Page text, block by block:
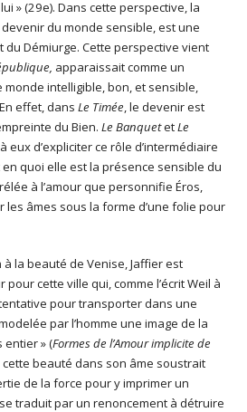
» (29e). Dans cette perspective, la
du monde sensible, est une
Démiurge. Cette perspective vient
apparaissait comme un
intelligible, bon, et sensible,
effet, dans Le Timée, le devenir est
du Bien. Le BanquetetLe
eux d’expliciter ce rôle d’intermédiaire
quoi elle est la présence sensible du
à l’amour que personnifie Éros,
âmes sous la forme d’une folie pour
la beauté de Venise, Jaffier est
cette ville qui, comme l’écrit Weil à
pour transporter dans une
par l’homme une image de la
entier » (Formes de l’Amour implicite de
cette beauté dans son âme soustrait
de la force pour y imprimer un
traduit par un renoncement à détruire